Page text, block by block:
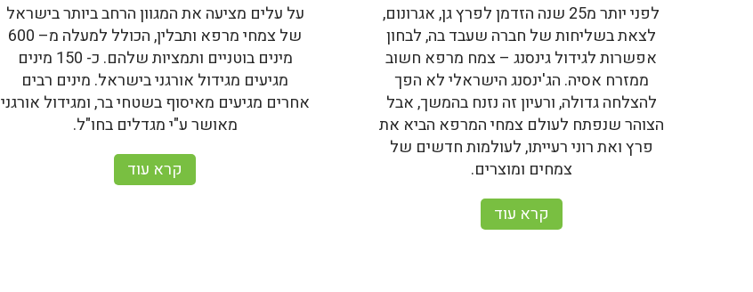
לפני יותר מ25 שנה הזדמן לפרץ גן, אגרונום,
לצאת בשליחות של חברה שעבד בה, לבחון
אפשרות לגידול גינסנג – צמח מרפא חשוב
ממזרח אסיה. הג'ינסנג הישראלי לא הפך
להצלחה גדולה, ורעיון זה נזנח בהמשך, אבל
הצוהר שנפתח לעולם צמחי המרפא הביא את
פרץ ואת רוני רעייתו, לעולמות חדשים של
צמחים ומוצרים.
קרא עוד
על עלים מציעה את המגוון הרחב ביותר בישראל
של צמחי מרפא ותבלין, הכולל למעלה מ– 600
מינים בוטניים ותמציות שלהם. כ- 150 מינים
מגיעים מגידול אורגני בישראל. מינים רבים
אחרים מגיעים מאיסוף בשטחי בר, ומגידול אורגני
מאושר ע"י מגדלים בחו"ל.
קרא עוד